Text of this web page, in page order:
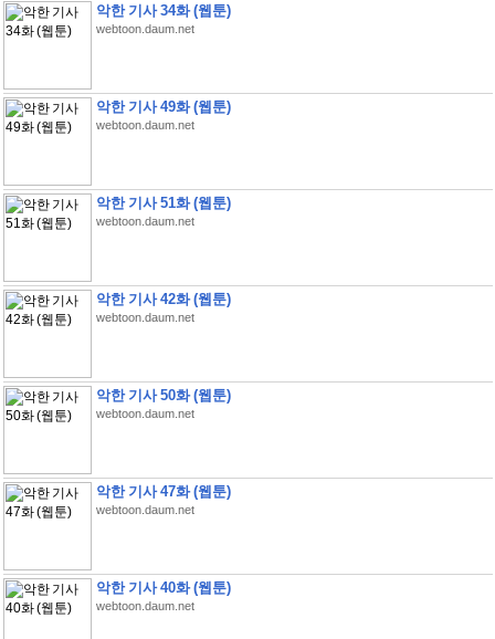
악한 기사 34화 (웹툰)
webtoon.daum.net
악한 기사 49화 (웹툰)
webtoon.daum.net
악한 기사 51화 (웹툰)
webtoon.daum.net
악한 기사 42화 (웹툰)
webtoon.daum.net
악한 기사 50화 (웹툰)
webtoon.daum.net
악한 기사 47화 (웹툰)
webtoon.daum.net
악한 기사 40화 (웹툰)
webtoon.daum.net